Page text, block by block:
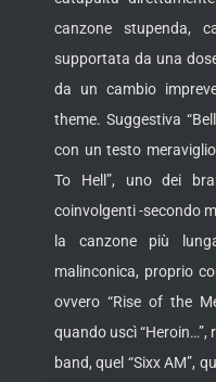
canzone stupenda,
supportata da una
da un cambio
theme. Suggestiva
con un testo
To Hell”, uno dei
coinvolgenti -secondo
la canzone più
malinconica, proprio
ovvero “Rise of the
quando uscì
band, quel “Sixx AM”,